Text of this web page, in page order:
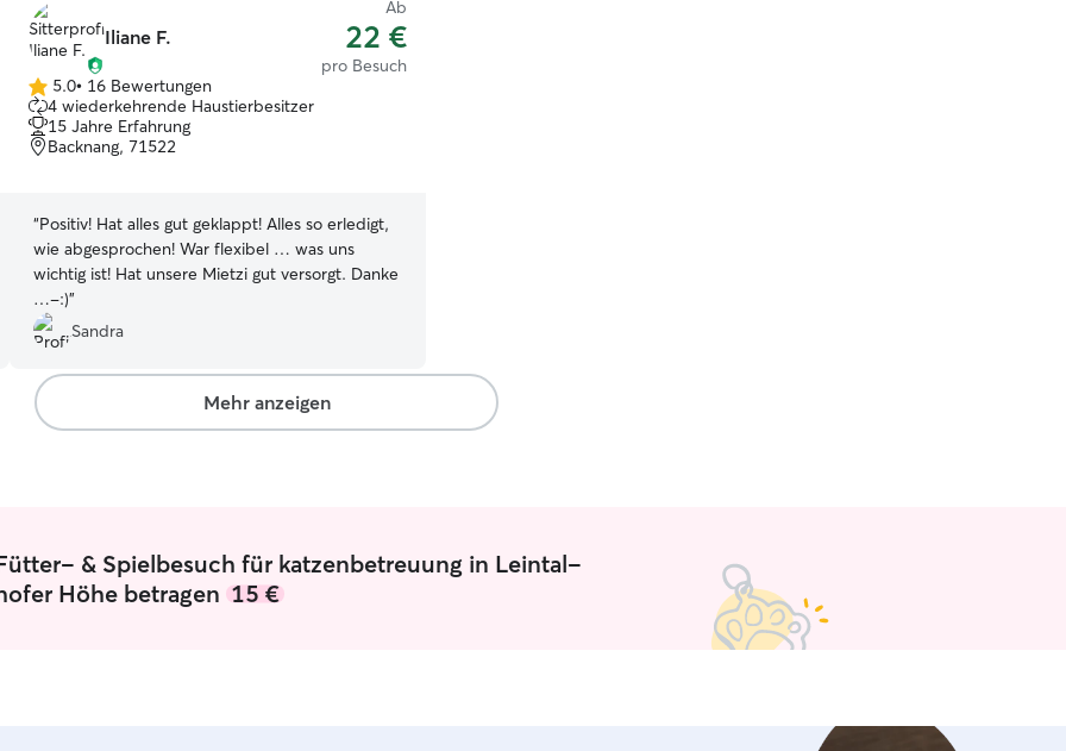
Iliane F.
Ab
22 €
pro Besuch
5.0
von
5
Sternen
5.0• 16 Bewertungen
4 wiederkehrende Haustierbesitzer
15 Jahre Erfahrung
Backnang, 71522
“Positiv! Hat alles gut geklappt! Alles so erledigt,
wie abgesprochen! War flexibel … was uns
wichtig ist! Hat unsere Mietzi gut versorgt. Danke
…-:)”
Sandra
Mehr anzeigen
& Spielbesuch für katzenbetreuung in Leintal-
Höhe betragen 15 €